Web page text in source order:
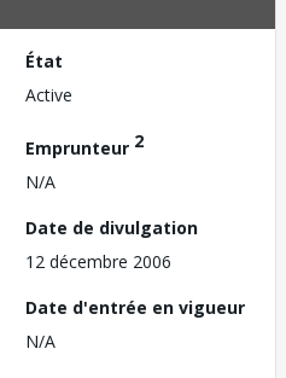
État
Active
Emprunteur 2
N/A
Date de divulgation
12 décembre 2006
Date d'entrée en vigueur
N/A